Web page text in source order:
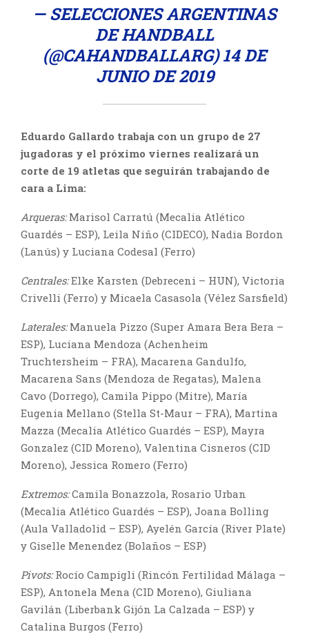
— SELECCIONES ARGENTINAS
DE HANDBALL
(@CAHANDBALLARG)14 DE
JUNIO DE 2019
Eduardo Gallardo trabaja con un grupo de 27
jugadoras y el próximo viernes realizará un
corte de 19 atletas que seguirán trabajando de
cara a Lima:
Arqueras:Marisol Carratú (Mecalia Atlético
Guardés – ESP), Leila Niño (CIDECO), Nadia Bordon
(Lanús) y Luciana Codesal (Ferro)
Centrales:Elke Karsten (Debreceni – HUN), Victoria
Crivelli (Ferro) y Micaela Casasola (Vélez Sarsfield)
Laterales:Manuela Pizzo (Super Amara Bera Bera –
ESP), Luciana Mendoza (Achenheim
Truchtersheim – FRA), Macarena Gandulfo,
Macarena Sans (Mendoza de Regatas), Malena
Cavo (Dorrego), Camila Pippo (Mitre), María
Eugenia Mellano (Stella St-Maur – FRA), Martina
Mazza (Mecalia Atlético Guardés – ESP), Mayra
Gonzalez (CID Moreno), Valentina Cisneros (CID
Moreno), Jessica Romero (Ferro)
Extremos:Camila Bonazzola, Rosario Urban
(Mecalia Atlético Guardés – ESP), Joana Bolling
(Aula Valladolid – ESP), Ayelén García (River Plate)
y Giselle Menendez (Bolaños – ESP)
Pivots:Rocío Campigli (Rincón Fertilidad Málaga –
ESP), Antonela Mena (CID Moreno), Giuliana
Gavilán (Liberbank Gijón La Calzada – ESP) y
Catalina Burgos (Ferro)